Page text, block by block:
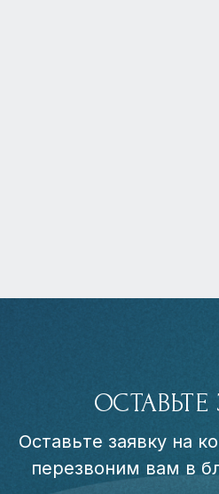
ОСТАВЬТЕ
Оставьте заявку на
перезвоним вам в